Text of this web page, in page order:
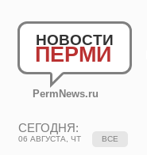
НОВОСТИ
ПЕРМИ
PermNews.ru
СЕГОДНЯ:
06 АВГУСТА, ЧТ ВСЕ